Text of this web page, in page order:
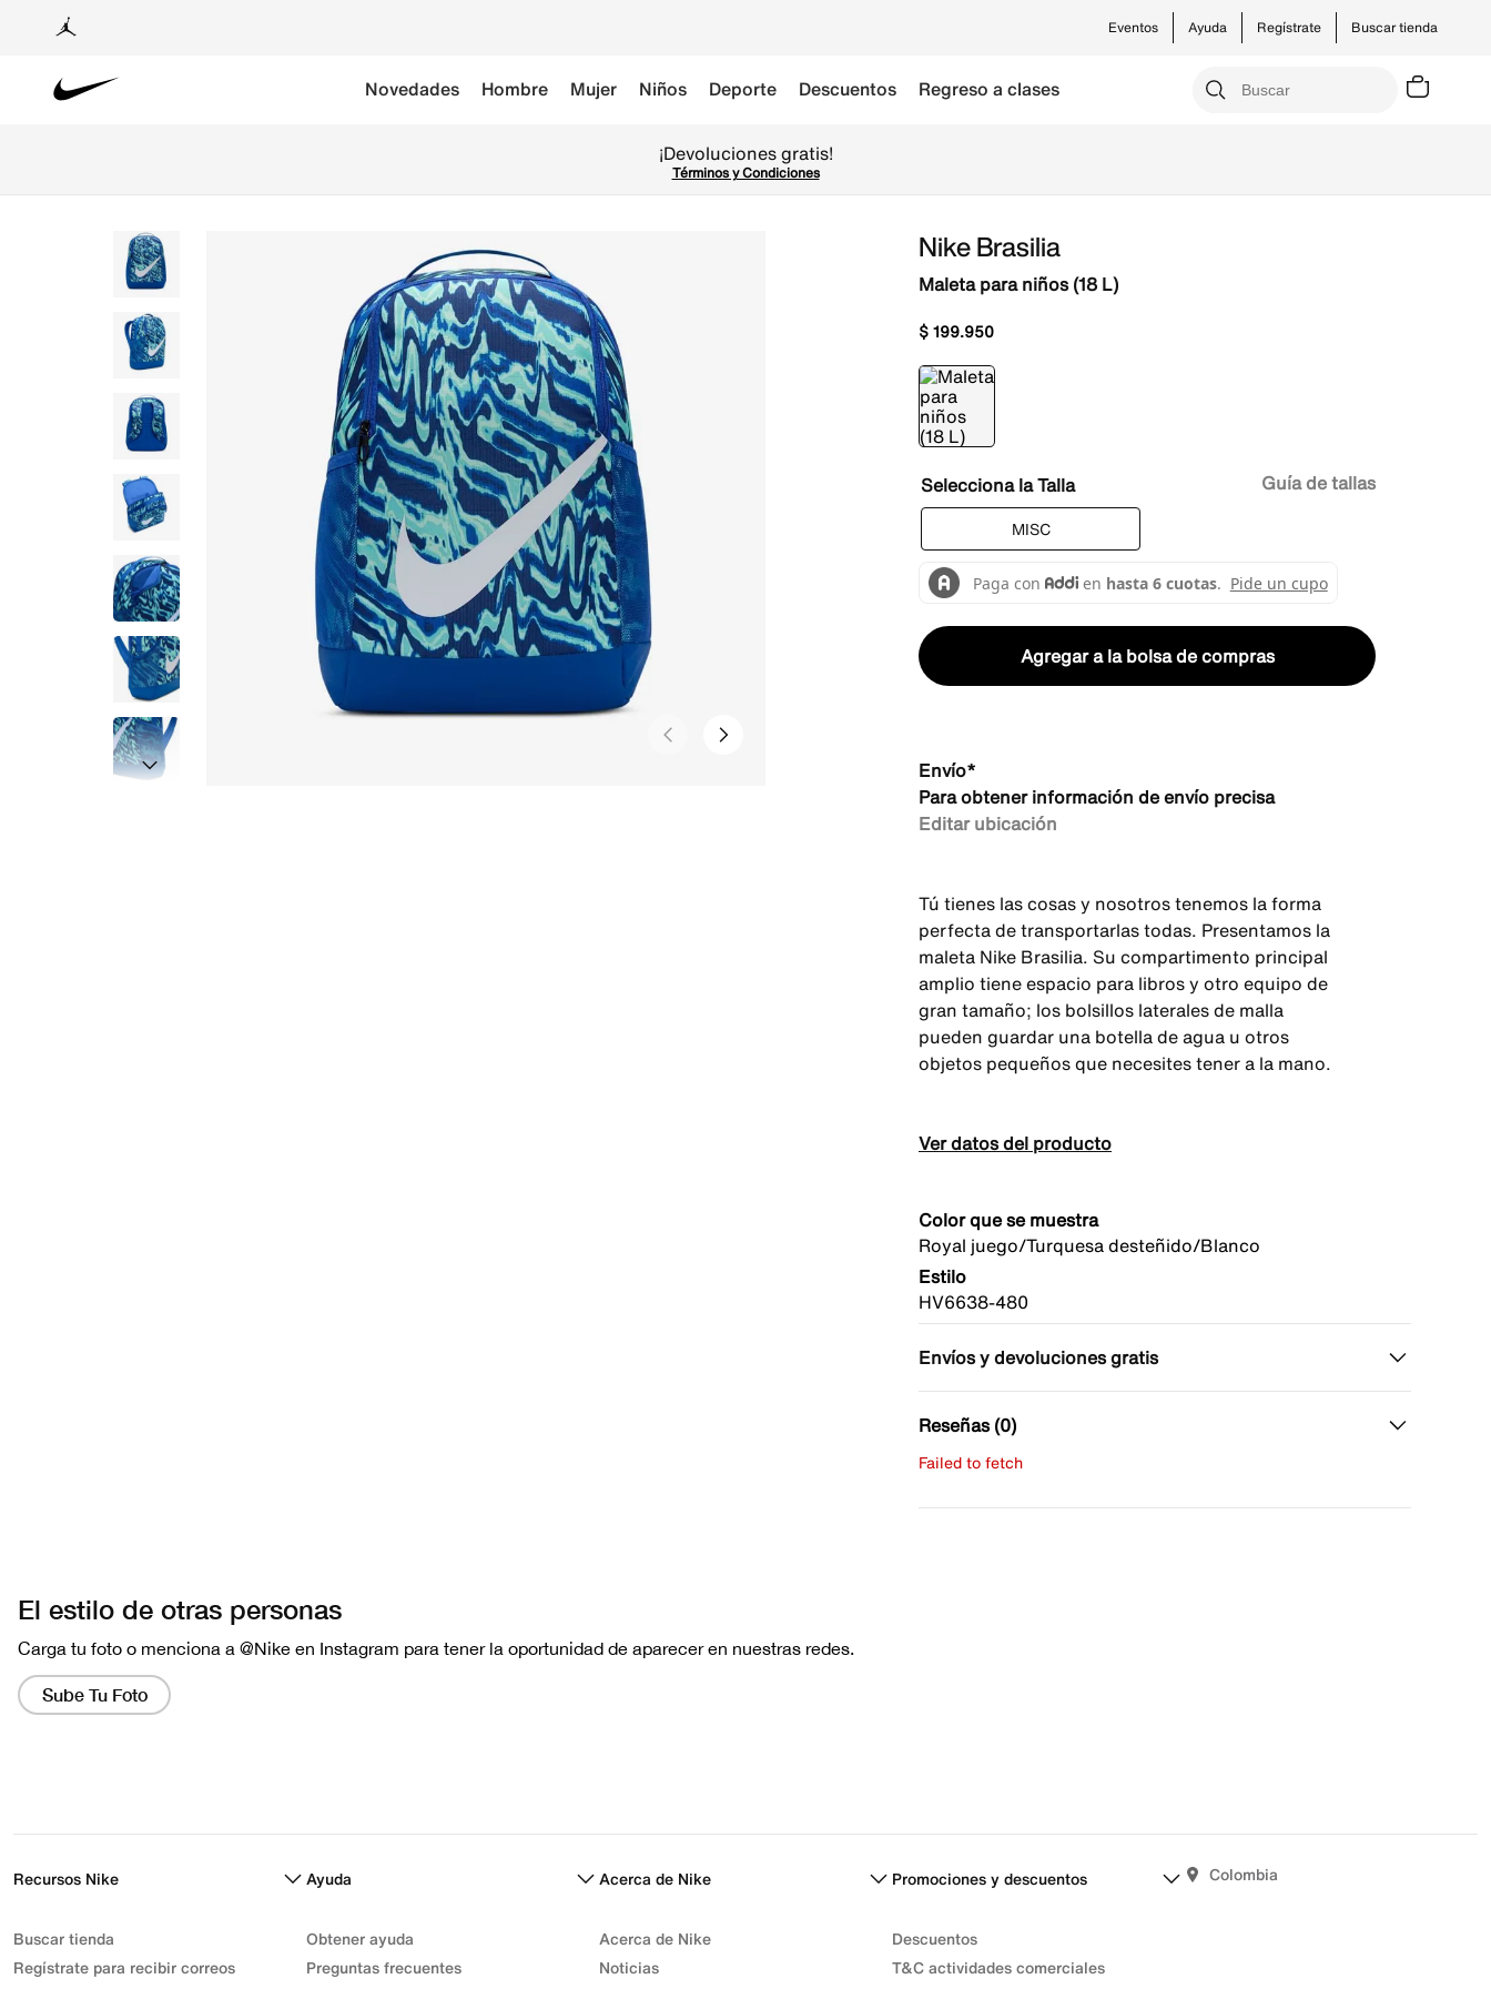
Buscar tienda
Ayuda Regístrate
Eventos
Novedades Hombre Mujer Niños Deporte Descuentos Regreso a clases
¡Devoluciones gratis!
Términos y Condiciones
Nike Brasilia
Maleta para niños (18 L)
$199.950
Talla
MISC
Guía de tallas
Agregar a la bolsa de compras
Envío*
Para obtener información de envío precisa
Editar ubicación
Tú tienes las cosas y nosotros tenemos la forma
perfecta de transportarlas todas. Presentamos la
maleta Nike Brasilia. Su compartimento principal
amplio tiene espacio para libros y otro equipo de
gran tamaño; los bolsillos laterales de malla
pueden guardar una botella de agua u otros
objetos pequeños que necesites tener a la mano.
Ver datos del producto
Color que se muestra
Royal juego/Turquesa desteñido/Blanco
Estilo
HV6638-480
Envíos y devoluciones gratis
Reseñas (0)
Failed to fetch
Recursos Nike
Buscar tienda
Regístrate para recibir correos
Ayuda
Obtener ayuda
Preguntas frecuentes
Acerca de Nike
Acerca de Nike
Noticias
Promociones y descuentos
Descuentos
T&C actividades comerciales
Colombia